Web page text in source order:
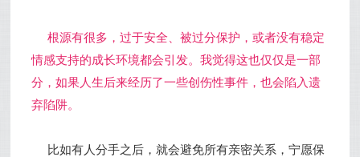
根源有很多，过于安全、被过分保护，或者没有稳定
情感支持的成长环境都会引发。我觉得这也仅仅是一部
分，如果人生后来经历了一些创伤性事件，也会陷入遗
弃陷阱。
比如有人分手之后，就会避免所有亲密关系，宁愿保